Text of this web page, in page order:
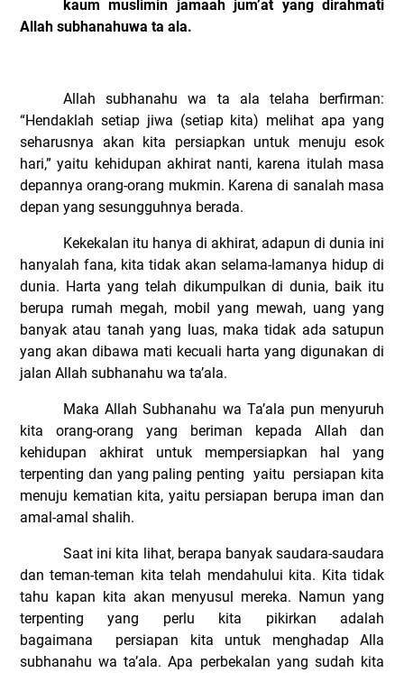
kaum muslimin jamaah jum’at yang dirahmati
Allah subhanahuwa ta ala.
Allah subhanahu wa ta ala telaha berfirman:
“Hendaklah setiap jiwa (setiap kita) melihat apa yang
seharusnya akan kita persiapkan untuk menuju esok
hari,” yaitu kehidupan akhirat nanti, karena itulah masa
depannya orang-orang mukmin. Karena di sanalah masa
depan yang sesungguhnya berada.
Kekekalan itu hanya di akhirat, adapun di dunia ini
hanyalah fana, kita tidak akan selama-lamanya hidup di
dunia. Harta yang telah dikumpulkan di dunia, baik itu
berupa rumah megah, mobil yang mewah, uang yang
banyak atau tanah yang luas, maka tidak ada satupun
yang akan dibawa mati kecuali harta yang digunakan di
jalan Allah subhanahu wa ta’ala.
Maka Allah Subhanahu wa Ta’ala pun menyuruh
kita orang-orang yang beriman kepada Allah dan
kehidupan akhirat untuk mempersiapkan hal yang
terpenting dan yang paling penting yaitu persiapan kita
menuju kematian kita, yaitu persiapan berupa iman dan
amal-amal shalih.
Saat ini kita lihat, berapa banyak saudara-saudara
dan teman-teman kita telah mendahului kita. Kita tidak
tahu kapan kita akan menyusul mereka. Namun yang
terpenting yang perlu kita pikirkan adalah
bagaimana
persiapan kita untuk menghadap Alla
subhanahu wa ta’ala. Apa perbekalan yang sudah kita